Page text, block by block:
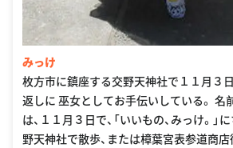
みっけ
枚方市に鎮座する交野天神社で１１月３
返しに 巫女としてお手伝いしている。 名
は、１１月３日で、「いいもの、みっけ。」
野天神社で散歩、または樟葉宮表参道商